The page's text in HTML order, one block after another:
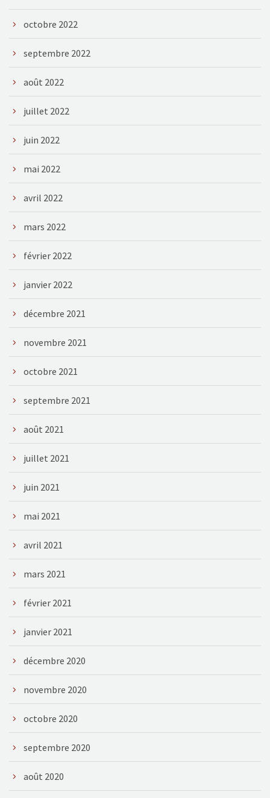
octobre 2022
septembre 2022
août 2022
juillet 2022
juin 2022
mai 2022
avril 2022
mars 2022
février 2022
janvier 2022
décembre 2021
novembre 2021
octobre 2021
septembre 2021
août 2021
juillet 2021
juin 2021
mai 2021
avril 2021
mars 2021
février 2021
janvier 2021
décembre 2020
novembre 2020
octobre 2020
septembre 2020
août 2020